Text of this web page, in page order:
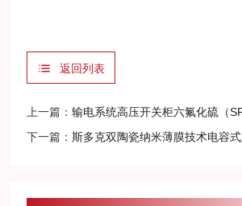
返回列表
上一篇：输电系统高压开关柜六氟化硫（SF6）
下一篇：斯多克双陶瓷纳米薄膜技术电容